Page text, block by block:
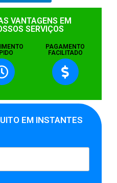
VANTAGENS EM
SERVIÇOS
PAGAMENTO
FACILITADO
EM INSTANTES